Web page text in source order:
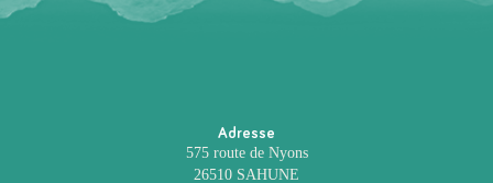
Adresse
575 route de Nyons
26510 SAHUNE